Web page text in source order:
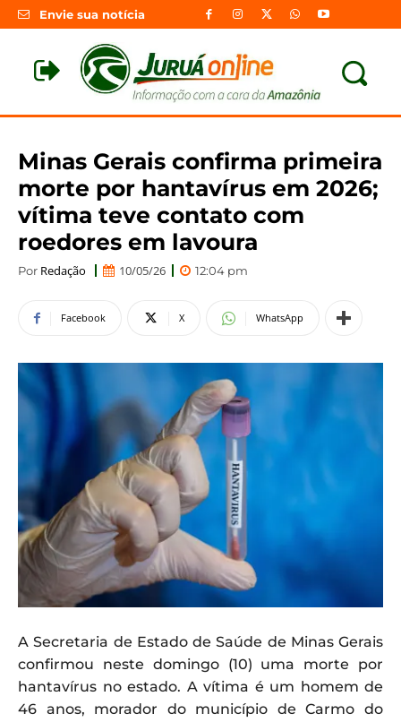
Envie sua notícia
Minas Gerais confirma primeira
morte por hantavírus em 2026;
vítima teve contato com
roedores em lavoura
Por Redação 10/05/26 12:04 pm
Facebook X WhatsApp
A Secretaria de Estado de Saúde de Minas Gerais
confirmou neste domingo (10) uma morte por
hantavírus no estado. A vítima é um homem de
46 anos, morador do município de Carmo do